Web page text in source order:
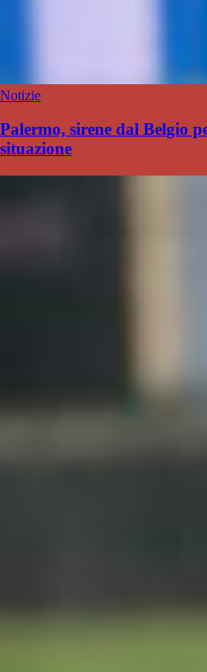
Notizie
Palermo, sirene dal Belgio
situazione